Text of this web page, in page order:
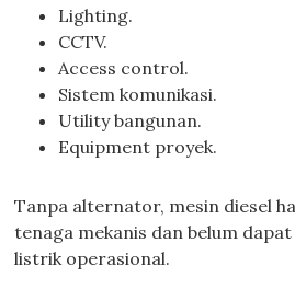
Lighting.
CCTV.
Access control.
Sistem komunikasi.
Utility bangunan.
Equipment proyek.
Tanpa alternator, mesin diesel
tenaga mekanis dan belum
listrik operasional.